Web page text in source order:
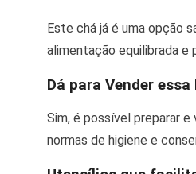
Este chá já é uma opção
alimentação equilibrada
Dá para Vender essa
Sim, é possível preparar
normas de higiene e